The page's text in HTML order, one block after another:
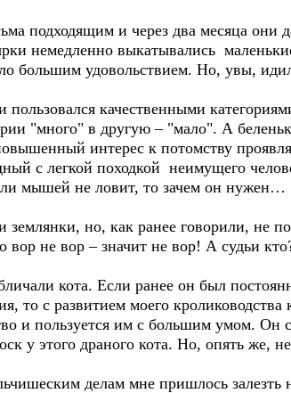
подходящим и через два месяца они
немедленно выкатывались
удовольствием. Но, увы,
пользовался качественными
"много" в другую – "мало". А
интерес к потомству
с легкой походкой неимущего
мышей не ловит, то зачем он нужен…
землянки, но, как ранее говорили, не
вор не вор – значит не вор! А судьи
кота. Если ранее он был
то с развитием моего
и пользуется им с большим умом. Он
у этого драного кота. Но, опять же,
делам мне пришлось залезть